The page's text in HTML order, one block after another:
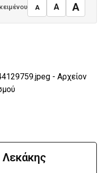
A A A
Λεκάκης